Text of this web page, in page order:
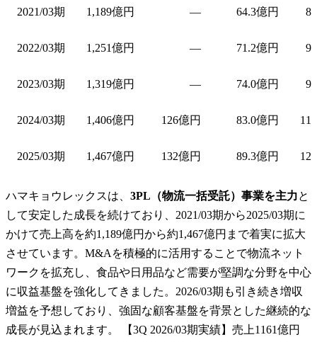
2021/03期 1,189億円 — 64.3億円
2022/03期 1,251億円 — 71.2億円
2023/03期 1,319億円 — 74.0億円
2024/03期 1,406億円 126億円 83.0億円
2025/03期 1,467億円 132億円 89.3億円
ハマキョウレックスは、 3PL（物流一括受託）事業を主力と
して安定した成長を続けており、2021/03期から2025/03期に
かけて売上高を約1,189億円から約1,467億円まで着実に拡大
させています。M&Aを積極的に活用することで物流ネット
ワークを拡充し、食品や日用品など需要が堅調な分野を中心
に収益基盤を強化してきました。2026/03期も引き続き増収
増益を予想しており、強固な顧客基盤を背景とした継続的な
成長が見込まれます。 【3Q 2026/03期実績】売上1161億円